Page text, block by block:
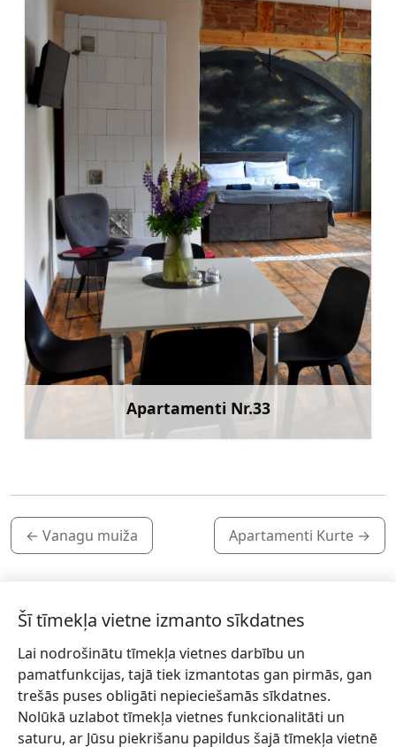
Apartamenti Nr.33
← Vanagu muiža Apartamenti Kurte →
Piesakies jaunumiem!
Pieraksties jaunumiem e-pastā un nepalaid garām
jaunākās aktualitātes.
Šī tīmekļa vietne izmanto sīkdatnes
Lai nodrošinātu tīmekļa vietnes darbību un
pamatfunkcijas, tajā tiek izmantotas gan pirmās, gan
trešās puses obligāti nepieciešamās sīkdatnes.
Nolūkā uzlabot tīmekļa vietnes funkcionalitāti un
saturu, ar Jūsu piekrišanu papildus šajā tīmekļa vietnē